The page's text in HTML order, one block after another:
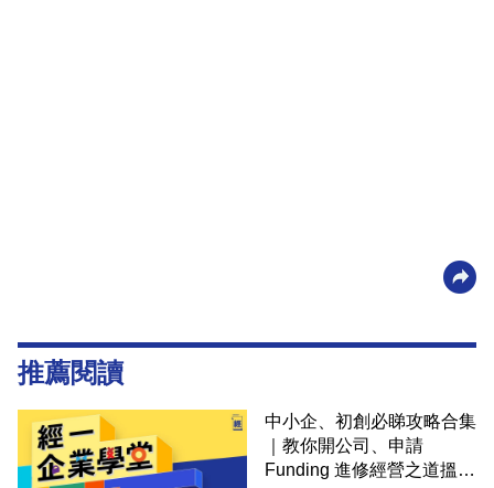
推薦閱讀
中小企、初創必睇攻略合集
｜教你開公司、申請
Funding 進修經營之道搵大